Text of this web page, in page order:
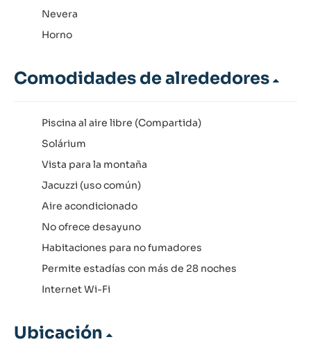
Nevera
Horno
Comodidades de alrededores
Piscina al aire libre (Compartida)
Solárium
Vista para la montaña
Jacuzzi (uso común)
Aire acondicionado
No ofrece desayuno
Habitaciones para no fumadores
Permite estadías con más de 28 noches
Internet Wi-Fi
Ubicación